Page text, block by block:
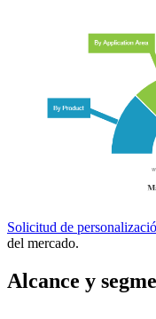
Solicitud de
del mercado.
Alcance y